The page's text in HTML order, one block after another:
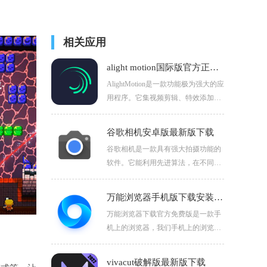
相关应用
alight motion国际版官方正版下载
AlightMotion是一款功能极为强大的应
用程序。它集视频剪辑、特效添加、
身，用户能轻松导入多种格式的视频
与图片。
谷歌相机安卓版最新版下载
谷歌相机是一款具有强大拍摄功能的
软件。它能利用先进算法，在不同场
能呈现出清晰、细腻且色彩丰富的图
像。
万能浏览器手机版下载安装2024
万能浏览器下载官方免费版是一款手
机上的浏览器，我们手机上的浏览器
vivacut破解版最新版下载